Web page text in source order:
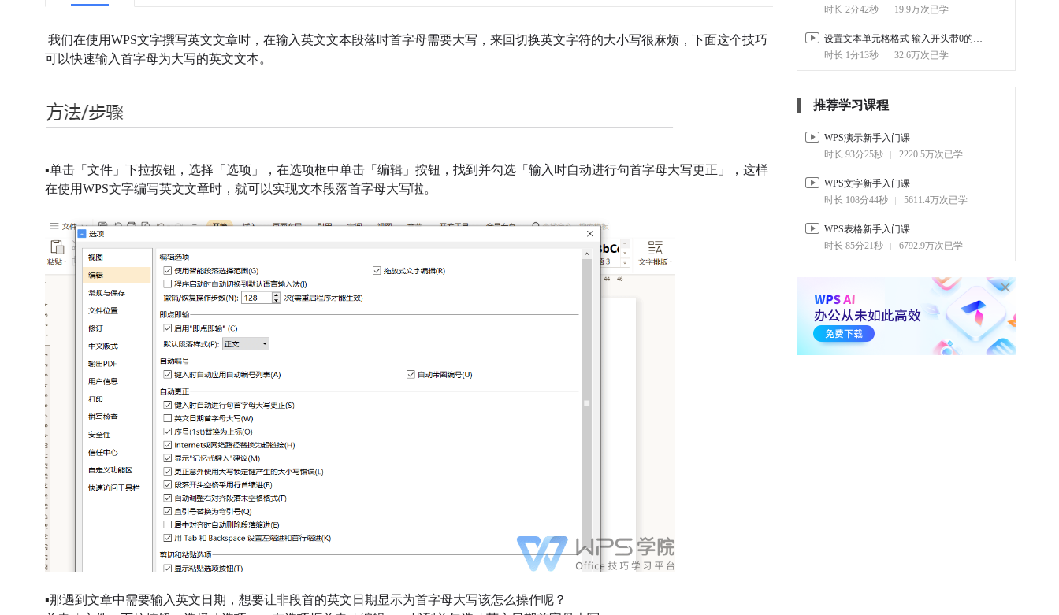
我们在使用WPS文字撰写英文文章时，在输入英文文本段落时首字母需要大写，来回切换英文字符的大小写很麻烦，下面这个技巧
可以快速输入首字母为大写的英文文本。
▪单击「文件」下拉按钮，选择「选项」，在选项框中单击「编辑」按钮，找到并勾选「输入时自动进行句首字母大写更正」，这样
在使用WPS文字编写英文文章时，就可以实现文本段落首字母大写啦。
▪那遇到文章中需要输入英文日期，想要让非段首的英文日期显示为首字母大写该怎么操作呢？
时长 2分42秒
19.9万次已学
设置文本单元格格式 输入开头带0的数字
时长 1分13秒
32.6万次已学
推荐学习课程
WPS演示新手入门课
时长 93分25秒
2220.5万次已学
WPS文字新手入门课
时长 108分44秒
5611.4万次已学
WPS表格新手入门课
时长 85分21秒
6792.9万次已学